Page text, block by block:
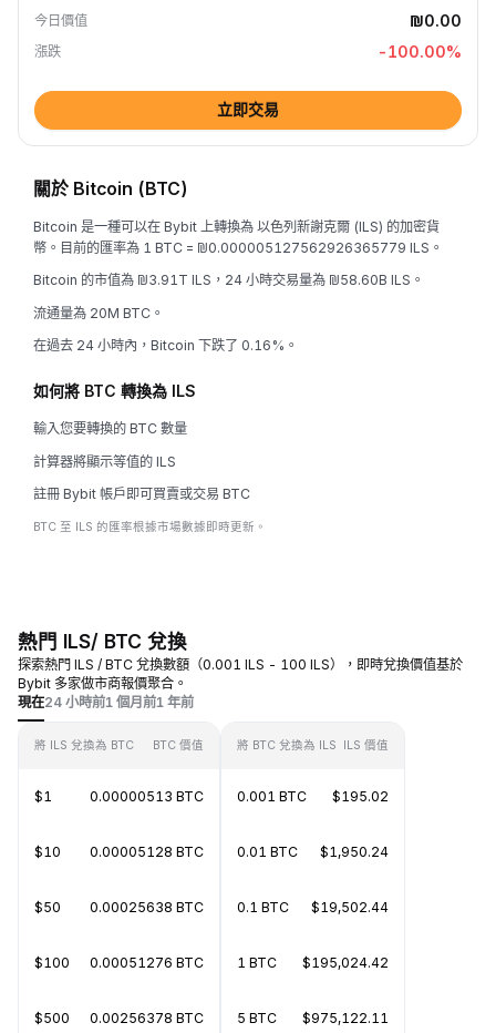
今日價值 ₪0.00
漲跌 -100.00%
立即交易
關於 Bitcoin (BTC)
Bitcoin 是一種可以在 Bybit 上轉換為 以色列新謝克爾 (ILS) 的加密貨
幣。目前的匯率為 1 BTC = ₪0.000005127562926365779 ILS。
Bitcoin 的市值為 ₪3.91T ILS，24 小時交易量為 ₪58.60B ILS。
流通量為 20M BTC。
在過去 24 小時內，Bitcoin 下跌了 0.16%。
如何將 BTC 轉換為 ILS
輸入您要轉換的 BTC 數量
計算器將顯示等值的 ILS
註冊 Bybit 帳戶即可買賣或交易 BTC
BTC 至 ILS 的匯率根據市場數據即時更新。
熱門 ILS/ BTC 兌換
探索熱門 ILS / BTC 兌換數額（0.001 ILS - 100 ILS），即時兌換價值基於
Bybit 多家做市商報價聚合。
現在24 小時前1 個月前1 年前
將 ILS 兌換為 BTC BTC 價值
$1 0.00000513 BTC
$10 0.00005128 BTC
$50 0.00025638 BTC
$100 0.00051276 BTC
$500 0.00256378 BTC
將 BTC 兌換為 ILS ILS 價值
0.001 BTC $195.02
0.01 BTC $1,950.24
0.1 BTC $19,502.44
1 BTC $195,024.42
5 BTC $975,122.11